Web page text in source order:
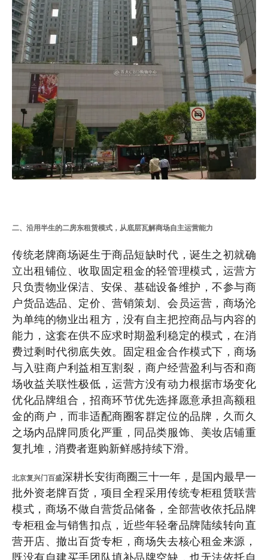
二、沿用半生的二房东租赁模式，从底层瓦解商场自主运营能力
传统老牌商场诞生于商品短缺时代，诞生之初就确
立出租铺位、收取固定租金的轻管理模式，运营方
只负责物业保洁、安保、基础设备维护，不参与商
户货品选品、定价、营销策划、会员运营，商场沦
为单纯的物业出租方，没有自主把控商品与内容的
能力，这套在供不应求时期盈利稳定的模式，在消
费过剩时代彻底失效。固定租金合作模式下，商场
与入驻商户利益相互割裂，商户经营盈利与否和商
场收益关联性极低，运营方没有动力根据市场变化
优化品牌组合，招商环节优先选择愿意承担高额租
金的商户，而非适配商圈客群定位的品牌，久而久
之场内品牌同质化严重，同品类服饰、美妆店铺重
复扎堆，消费者逛购新鲜感持续下滑。
北京复兴门百盛深耕长安街商圈三十一年，是国内最早一
批外资老牌百货，项目全程采用传统专柜租赁联营
模式，商场不做自营货品储备，全部营收依托品牌
专柜租金与销售扣点，近些年轻奢品牌陆续转向直
营开店、撤出百货专柜，商场失去核心租金来源，
既没有自建买手团队填补品牌空缺，也无法依托自